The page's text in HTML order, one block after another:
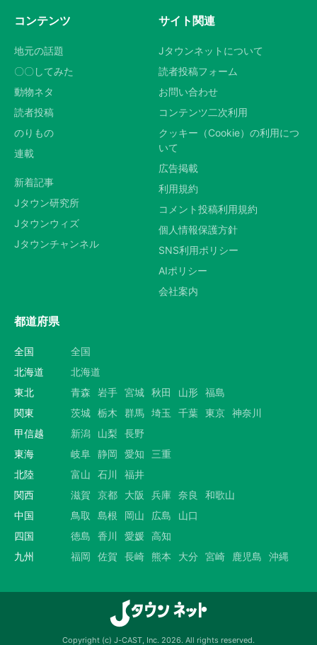
コンテンツ
地元の話題
〇〇してみた
動物ネタ
読者投稿
のりもの
連載
新着記事
Jタウン研究所
Jタウンウィズ
Jタウンチャンネル
サイト関連
Jタウンネットについて
読者投稿フォーム
お問い合わせ
コンテンツ二次利用
クッキー（Cookie）の利用につ
いて
広告掲載
利用規約
コメント投稿利用規約
個人情報保護方針
SNS利用ポリシー
AIポリシー
会社案内
都道府県
全国
全国
北海道
北海道
東北
青森 岩手 宮城 秋田 山形 福島
関東
茨城 栃木 群馬 埼玉 千葉 東京 神奈川
甲信越
新潟 山梨
長野
東海
岐阜 静岡 愛知
三重
北陸
富山 石川
福井
関西
滋賀 京都 大阪 兵庫 奈良
和歌山
中国
鳥取 島根 岡山 広島
山口
四国
徳島 香川 愛媛 高知
九州
福岡 佐賀 長崎 熊本 大分 宮崎 鹿児島 沖縄
Copyright (c) J-CAST, Inc. 2026. All rights reserved.